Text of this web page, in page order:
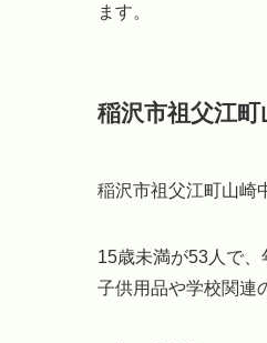
ます。
稲沢市祖父江
稲沢市祖父江町山崎
15歳未満が53人で
子供用品や学校関連